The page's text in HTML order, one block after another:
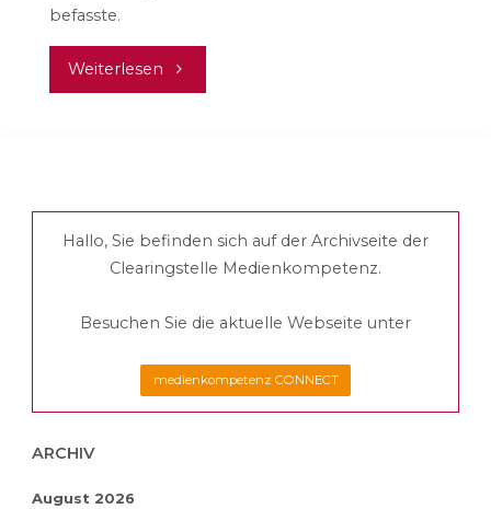
befasste.
Weiterlesen "Kein
Gewalt
Hallo, Sie befinden sich auf der Archivseite der
Clearingstelle Medienkompetenz.
Besuchen Sie die aktuelle Webseite unter
medienkompetenz CONNECT
ARCHIV
August 2026